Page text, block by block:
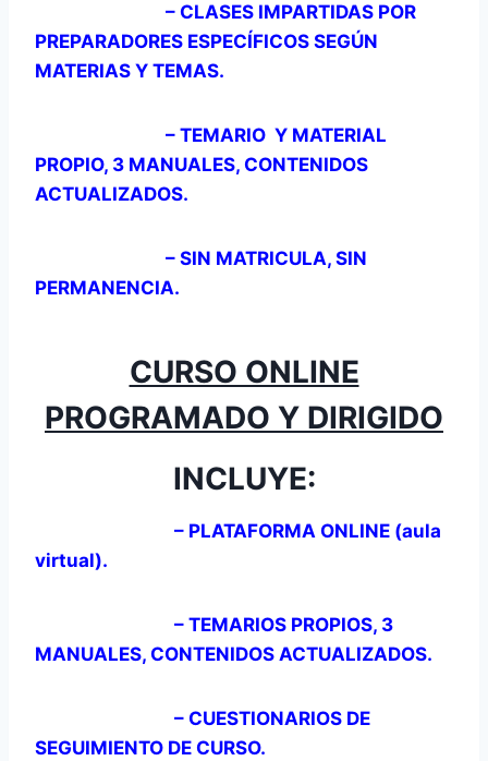
– CLASES IMPARTIDAS POR
PREPARADORES ESPECÍFICOS SEGÚN
MATERIAS Y TEMAS.
– TEMARIO Y MATERIAL
PROPIO, 3 MANUALES, CONTENIDOS
ACTUALIZADOS.
– SIN MATRICULA, SIN
PERMANENCIA.
CURSO ONLINE
PROGRAMADO Y DIRIGIDO
INCLUYE:
– PLATAFORMA ONLINE (aula
virtual).
– TEMARIOS PROPIOS, 3
MANUALES, CONTENIDOS ACTUALIZADOS.
– CUESTIONARIOS DE
SEGUIMIENTO DE CURSO.